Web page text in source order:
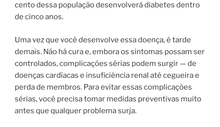
cento dessa população desenvolverá diabetes dentro
de cinco anos.
Uma vez que você desenvolve essa doença, é tarde
demais. Não há cura e, embora os sintomas possam ser
controlados, complicações sérias podem surgir — de
doenças cardíacas e insuficiência renal até cegueira e
perda de membros. Para evitar essas complicações
sérias, você precisa tomar medidas preventivas muito
antes que qualquer problema surja.